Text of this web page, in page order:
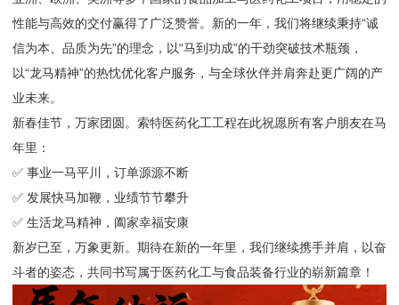
性能与高效的交付赢得了广泛赞誉。新的一年，我们将继续秉持“诚
信为本、品质为先”的理念，以“马到功成”的干劲突破技术瓶颈，
以“龙马精神”的热忱优化客户服务，与全球伙伴并肩奔赴更广阔的产
业未来。
新春佳节，万家团圆。索特医药化工工程在此祝愿所有客户朋友在马
年里：
✅ 事业一马平川，订单源源不断
✅ 发展快马加鞭，业绩节节攀升
✅ 生活龙马精神，阖家幸福安康
新岁已至，万象更新。期待在新的一年里，我们继续携手并肩，以奋
斗者的姿态，共同书写属于医药化工与食品装备行业的崭新篇章！